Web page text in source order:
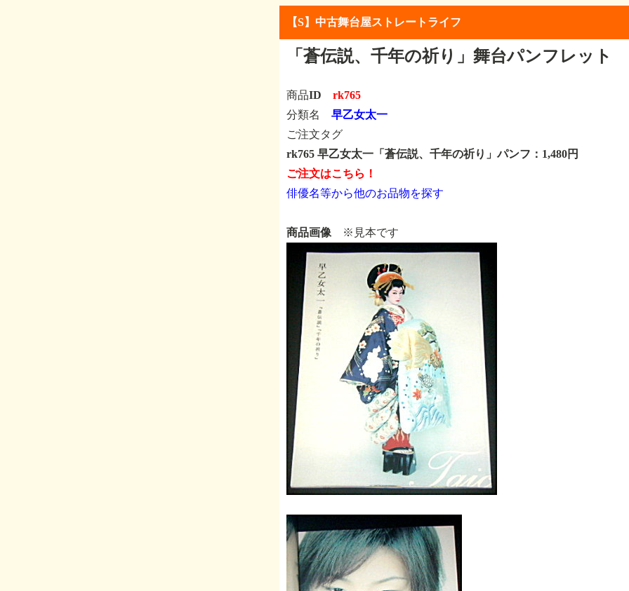
【S】中古舞台屋ストレートライフ
「蒼伝説、千年の祈り」舞台パンフレット
商品ID rk765
分類名 早乙女太一
ご注文タグ
rk765 早乙女太一「蒼伝説、千年の祈り」パンフ：1,480円
ご注文はこちら！
俳優名等から他のお品物を探す
商品画像 ※見本です